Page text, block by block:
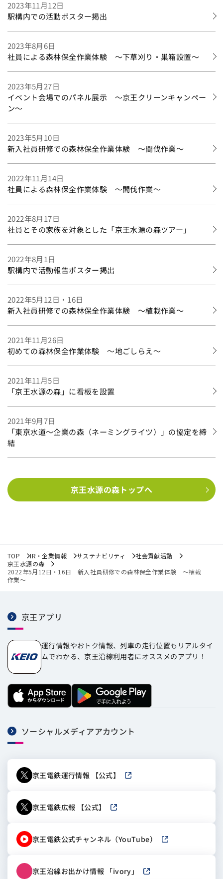
2023年11月12日
駅構内での活動ポスター掲出
2023年8月6日
社員による森林保全作業体験 ～下草刈り・巣箱設置～
2023年5月27日
イベント会場でのパネル展示 ～京王クリーンキャンペー
ン～
2023年5月10日
新入社員研修での森林保全作業体験 ～間伐作業～
2022年11月14日
社員による森林保全作業体験 ～間伐作業～
2022年8月17日
社員とその家族を対象とした「京王水源の森ツアー」
2022年8月1日
駅構内で活動報告ポスター掲出
2022年5月12日・16日
新入社員研修での森林保全作業体験 ～植栽作業～
2021年11月26日
初めての森林保全作業体験 ～地ごしらえ～
2021年11月5日
「京王水源の森」に看板を設置
2021年9月7日
「東京水道～企業の森（ネーミングライツ）」の協定を締
結
京王水源の森トップへ
TOP IR・企業情報 サステナビリティ
社会貢献活動
京王水源の森
2022年5月12日・16日 新入社員研修での森林保全作業体験 ～植栽
作業～
京王アプリ
運行情報やおトク情報、列車の走行位置もリアルタイ
ムでわかる、京王沿線利用者にオススメのアプリ！
ソーシャルメディアアカウント
京王電鉄運行情報 【公式】 新しいウィンドウで開きます
京王電鉄広報 【公式】 新しいウィンドウで開きます
京王電鉄公式チャンネル（YouTube） 新しいウィンドウ
京王沿線お出かけ情報 「ivory」 新しいウィンドウで開き